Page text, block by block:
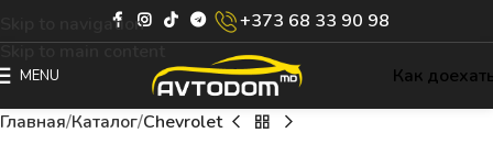
Skip to navigation
+373 68 33 90 98
MENU
Как
Главная Каталог Chevrolet